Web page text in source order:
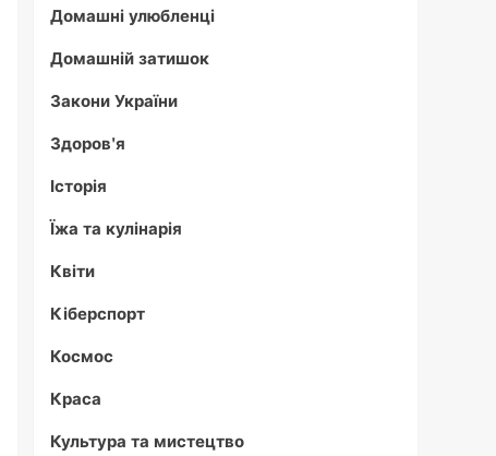
Домашні улюбленці
Домашній затишок
Закони України
Здоров'я
Історія
Їжа та кулінарія
Квіти
Кіберспорт
Космос
Краса
Культура та мистецтво